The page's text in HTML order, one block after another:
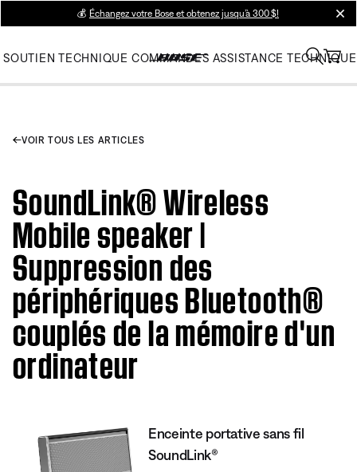
💰 Échangez votre Bose et obtenez jusqu’à 300 $!
SOUTIEN TECHNIQUE COMMANDES ASSISTANCE TECHNIQUE
VOIR TOUS LES ARTICLES
SoundLink® Wireless
Mobile speaker |
Suppression des
périphériques Bluetooth®
couplés de la mémoire d'un
ordinateur
Enceinte portative sans fil
SoundLink®